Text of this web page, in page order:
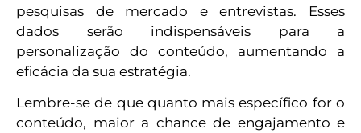
pesquisas de mercado e entrevistas. Esses
dados serão indispensáveis para a
personalização do conteúdo, aumentando a
eficácia da sua estratégia.
Lembre-se de que quanto mais específico for o
conteúdo, maior a chance de engajamento e